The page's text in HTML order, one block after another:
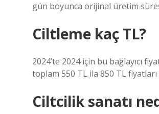
gün boyunca orijinal üretim
Ciltleme kaç TL?
2024’te 2024 için bu bağlayıcı
toplam 550 TL ila 850 TL
Ciltcilik sanatı